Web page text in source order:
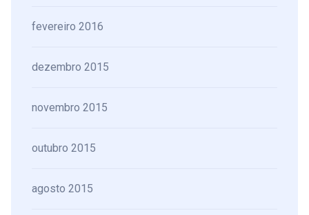
fevereiro 2016
dezembro 2015
novembro 2015
outubro 2015
agosto 2015